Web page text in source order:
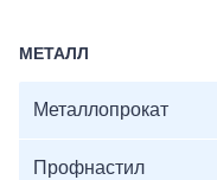
МЕТАЛЛ
Металлопрокат
Профнастил